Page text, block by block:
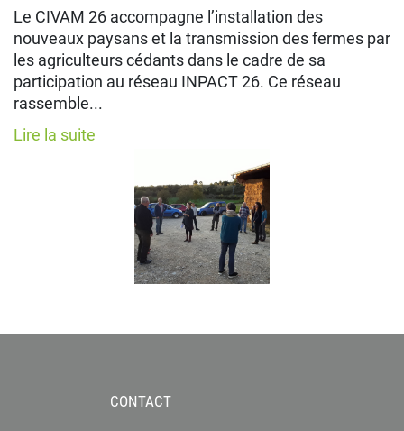
Le CIVAM 26 accompagne l’installation des
nouveaux paysans et la transmission des fermes par
les agriculteurs cédants dans le cadre de sa
participation au réseau INPACT 26. Ce réseau
rassemble...
Lire la suite
CONTACT